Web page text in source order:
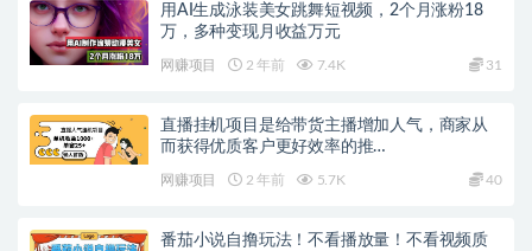
用AI生成泳装美女跳舞短视频，2个月涨粉18
万，多种变现月收益万元
网赚项目 2 年前 7.4K 31
直播挂机项目是给带货主播增加人气，商家从
而获得优质客户更好效率的推…
网赚项目 2 年前 5.7K 40
番茄小说自撸玩法！不看播放量！不看视频质